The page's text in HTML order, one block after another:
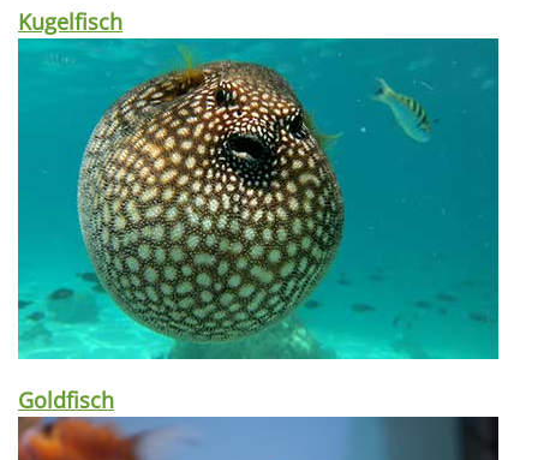
Kugelfisch
Goldfisch